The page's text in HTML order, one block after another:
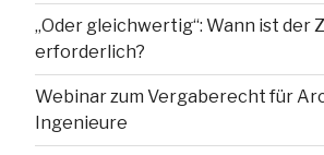
„Oder gleichwertig“: Wann ist der
erforderlich?
Webinar zum Vergaberecht für
Ingenieure